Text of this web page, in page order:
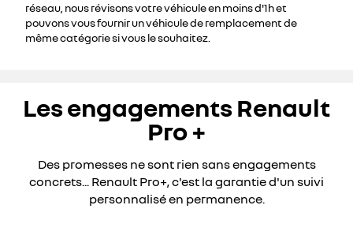
réseau, nous révisons votre véhicule en moins d'1h et
pouvons vous fournir un véhicule de remplacement de
même catégorie si vous le souhaitez.
Les engagements Renault
Pro +
Des promesses ne sont rien sans engagements
concrets... Renault Pro+, c'est la garantie d'un suivi
personnalisé en permanence.